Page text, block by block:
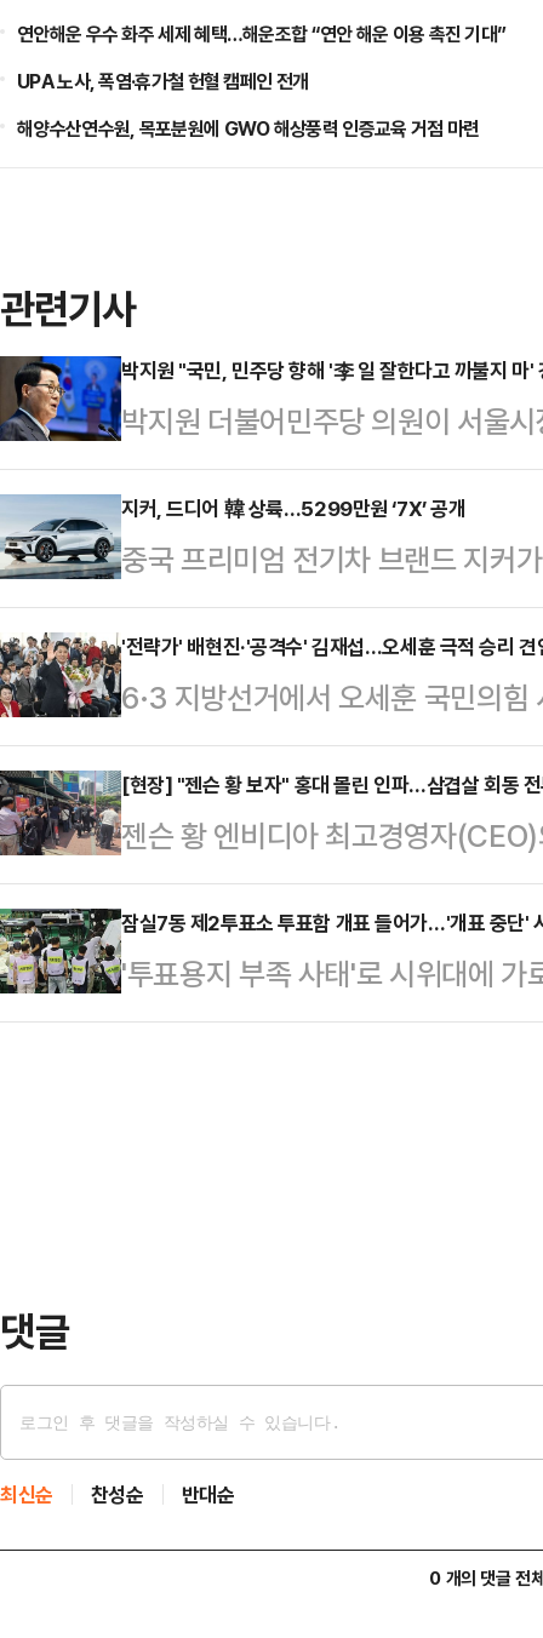
연안해운 우수 화주 세제 혜택…해운조합 “연안 해운 이용 촉진 기대”
UPA 노사, 폭염·휴가철 헌혈 캠페인 전개
해양수산연수원, 목포분원에 GWO 해상풍력 인증교육 거점 마련
관련기사
박지원 "국민, 민주당 향해 '李 일 잘한다고 까불지 마'
박지원 더불어민주당 의원이 서울
민주당에 '이재명 대통령 일 잘한다
다.박 의원은 5일 페이스북을 통해
하지 못한 것은 정치적 패배이자 쓰
었다.이어 "'윤어게인'에 찬성하지
동훈·유의동 의원의 생환, 유승민
강조했다.당내에서 8월 전당대회
선 "선거전부터…
지커, 드디어 韓 상륙…5299만원 ‘7X’ 공개
중국 프리미엄 전기차 브랜드 지커
국 시장 공식 진입을 알렸다. BYD
키운 데 이어, 이번에는 지리자동차
를 정면으로 겨냥하고 나선 셈이다.
와 판교·일산·인천·수원, 대전, 부
사전 예약을 시작했다고 밝혔다.지
이스리프트 버전이 투입되는 모델
59…
'전략가' 배현진·'공격수' 김재섭…오세훈 극적 승리
6·3 지방선거에서 오세훈 국민의
리를 거둔 가운데 선거 과정에서 자
로 나섰던 배현진 서울시당위원장
재조명되고 있다. 오 당선인의 '전
과 '공격수' 역할을 톡톡히 해낸 김
하며 의미 있는 성과를 거뒀다는
딩 내 선거 캠프에서 당선이 확정된
세난이 끝나기를 바라는…
[현장] "젠슨 황 보자" 홍대 몰린 인파…삼겹살 회동
젠슨 황 엔비디아 최고경영자
울 홍대 인근 고깃집 주변에 5일 오
위기가 달아오르고 있다. 인공지능
계 이벤트를 넘어 대중적 관심사로
날 전세기로 김포공항을 통해 입국한 뒤 이곳에서 최태원 SK그룹 회
잠실7동 제2투표소 투표함 개표 들어가…'개표 중단'
'투표용지 부족 사태'로 시위대에
실7동 제2투표소 내 투표함 2개가
댓글
최신순 찬성순 반대순
0 개의 댓글 전